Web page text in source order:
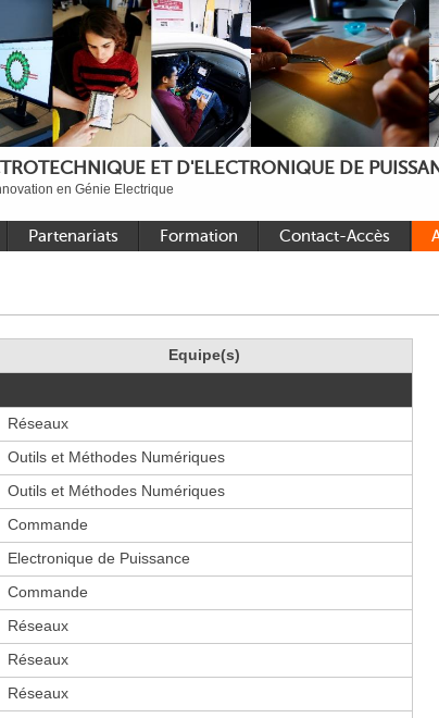
ET D'ELECTRONIQUE DE
en Génie Electrique
Partenariats Formation
Sujets de stages Master
Bibliothèque de thèses
Contact-Accès
Equipe(s)
Réseaux
Outils et Méthodes Numériques
Outils et Méthodes Numériques
Commande
Electronique de Puissance
Commande
Réseaux
Réseaux
Réseaux